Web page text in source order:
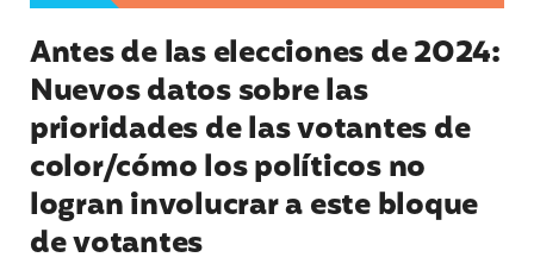
Antes de las elecciones de 2024:
Nuevos datos sobre las
prioridades de las votantes de
color/cómo los políticos no
logran involucrar a este bloque
de votantes